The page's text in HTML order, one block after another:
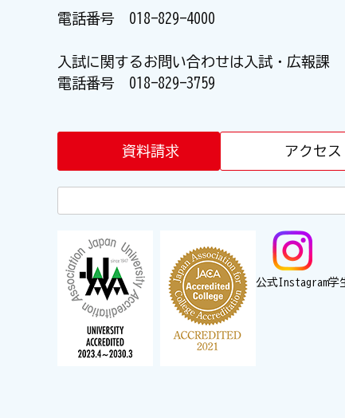
電話番号 018-829-4000
入試に関するお問い合わせは入試・広報課
電話番号 018-829-3759
資料請求 アクセス
公式Instagram学